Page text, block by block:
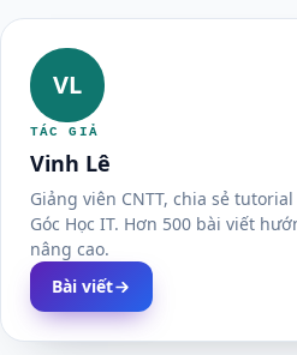
VL
TÁC GIẢ
Vinh Lê
Giảng viên CNTT, chia sẻ
Góc Học IT. Hơn 500 bài viết
nâng cao.
Bài viết